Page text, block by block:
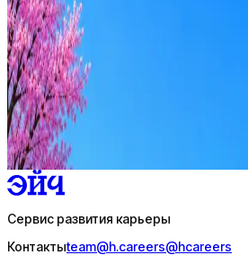
Стратегия поиска с AI: рынки,
Ежедневный подбор из
AI генерация
Сервис развития карьеры
Контактыteam@h.careers@hcareers